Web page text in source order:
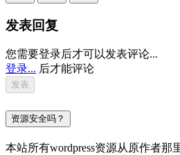
发表回复
您需要登录后才可以发表评论...
登录... 后才能评论
资源安全吗？
本站所有wordpress资源从原作者